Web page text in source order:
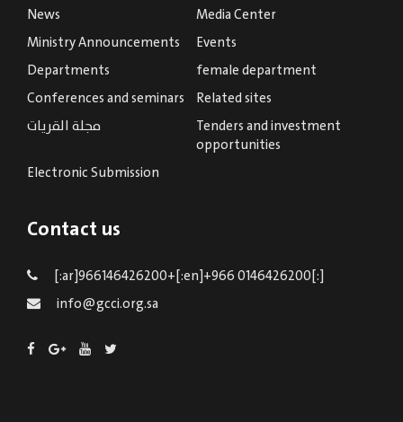
News
Media Center
Ministry Announcements
Events
Departments
female department
Conferences and seminars
Related sites
مجلة القريات
Tenders and investment
opportunities
Electronic Submission
Contact us
[:ar]966146426200+[:en]+966 0146426200[:]
info@gcci.org.sa